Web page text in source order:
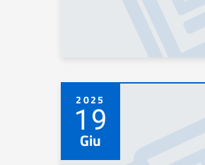
2025
19
Giu